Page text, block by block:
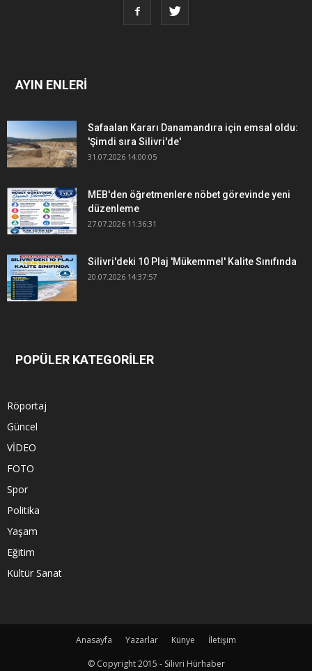
AYIN ENLERİ
Safaalan Kararı Danamandıra için emsal oldu:
'Şimdi sıra Silivri'de'
31.07.2026 14:00:05
MEB'den öğretmenlere nöbet görevinde yeni
düzenleme
27.07.2026 11:36:31
Silivri'deki 10 Plaj 'Mükemmel' Kalite Sınıfında
20.07.2026 14:37:57
POPÜLER KATEGORİLER
Röportaj
Güncel
VİDEO
FOTO
Spor
Politika
Yaşam
Eğitim
Kültür Sanat
Anasayfa Yazarlar Künye
İletişim
© Copyright 2015 - Silivri Hürhaber